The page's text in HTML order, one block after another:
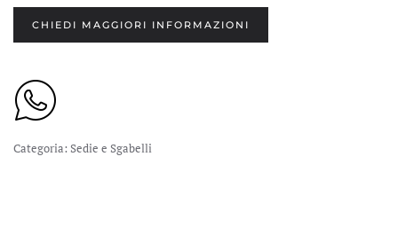
CHIEDI MAGGIORI INFORMAZIONI
Categoria: Sedie e Sgabelli